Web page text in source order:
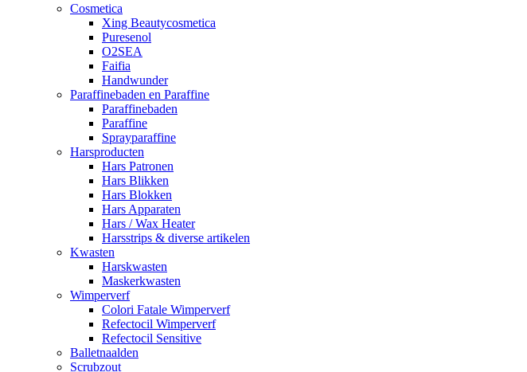
Cosmetica
Xing Beautycosmetica
Puresenol
O2SEA
Faifia
Handwunder
Paraffinebaden en Paraffine
Paraffinebaden
Paraffine
Sprayparaffine
Harsproducten
Hars Patronen
Hars Blikken
Hars Blokken
Hars Apparaten
Hars / Wax Heater
Harsstrips & diverse artikelen
Kwasten
Harskwasten
Maskerkwasten
Wimperverf
Colori Fatale Wimperverf
Refectocil Wimperverf
Refectocil Sensitive
Balletnaalden
Scrubzout